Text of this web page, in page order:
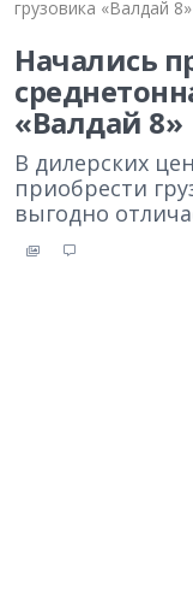
грузовика «Валдай 8»
Начались
«Валдай 8»
В дилерских
приобрести
выгодно